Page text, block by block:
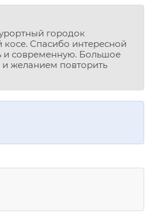
городок
Спасибо интересной
и современную. Большое
и желанием повторить